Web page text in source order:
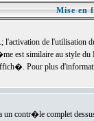
Mise en
de l'utilisation
est similaire au style
Pour plus
contr�le complet